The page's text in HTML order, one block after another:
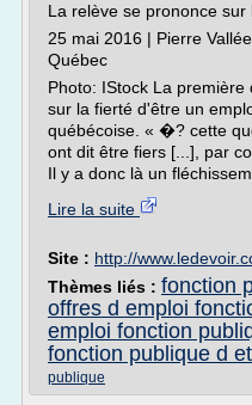
La relève se prononce
25 mai 2016 | Pierre
Québec
Photo: IStock La
sur la fierté d'être un
québécoise. « �? cette
ont dit être fiers [...], par
Il y a donc là un
Lire la suite
Site : http://
Thèmes liés : fonction
offres d emploi
emploi fonction
fonction publique d
publique